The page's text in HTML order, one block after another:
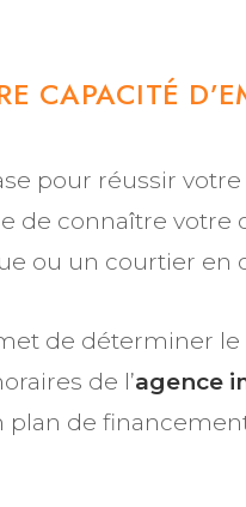
CAPACITÉ
pour réussir
de connaître votre
ou un courtier en
de déterminer le
de l’agence
plan de